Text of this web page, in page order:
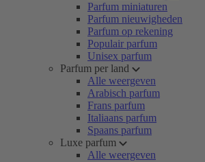
Parfum miniaturen
Parfum nieuwigheden
Parfum op rekening
Populair parfum
Unisex parfum
Parfum per land
Alle weergeven
Arabisch parfum
Frans parfum
Italiaans parfum
Spaans parfum
Luxe parfum
Alle weergeven